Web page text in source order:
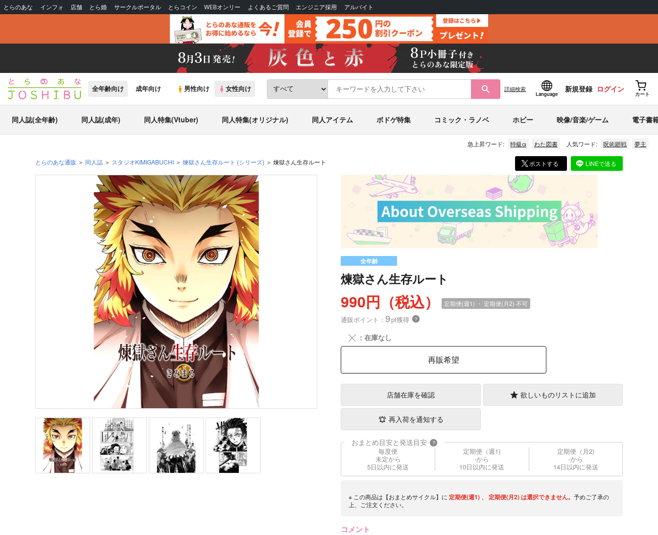
とらのあな インフォ 店舗 とら婚 サークルポータル とらコイン WEBオンリー よくあるご質問 エンジニア採用 アルバイト
全年齢向け 成年向け 男性向け 女性向け 詳細検索
Language
新規登録 ログイン
カート
同人誌(全年齢) 同人誌(成年) 同人特集(Vtuber) 同人特集(オリジナル) 同人アイテム ボドゲ特集 コミック・ラノベ ホビー 映像/音楽/ゲーム 電子書
急上昇ワード: 特級α わた図書 人気ワード: 呪術廻戦 夢主
とらのあな通販 同人誌 スタジオKIMIGABUCHI 煉獄さん生存ルート (シリーズ) 煉獄さん生存ルート ポストする LINEで送る
全年齢
煉獄さん生存ルート
990円（税込） 定期便(週1) ・ 定期便(月2) 不可
通販ポイント： 9pt獲得 ？
╳ ：在庫なし
再販希望
店舗在庫を確認 欲しいものリストに追加
再入荷を通知する
おまとめ目安と発送目安 ?
毎度便
未定から
5日以内に発送
定期便（週1)
-から
10日以内に発送
定期便（月2)
-から
14日以内に発送
※ この商品は【おまとめサイクル】に 定期便(週1) 、 定期便(月2)は選択できません。 予めご了承の
上、ご注文ください。
コメント